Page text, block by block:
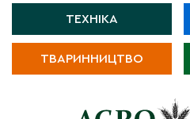
ТЕХНІКА
ТВАРИННИЦТВО